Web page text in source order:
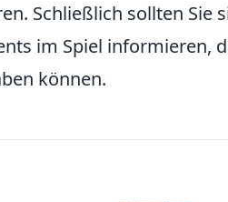
Schließlich sollten Sie
im Spiel informieren,
können.